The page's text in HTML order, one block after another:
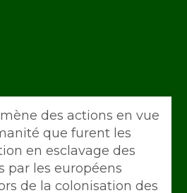
des actions en vue
que furent les
en esclavage des
par les européens
de la colonisation des